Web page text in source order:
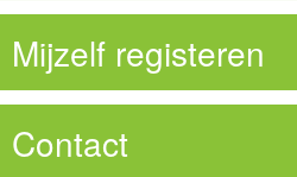
Mijzelf registeren
Contact